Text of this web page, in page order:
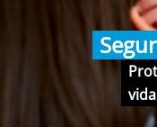
vida